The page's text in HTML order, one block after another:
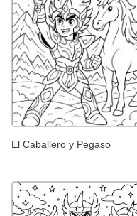
El Caballero y Pegaso